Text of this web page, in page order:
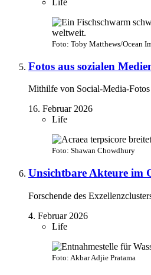
Life
Foto: Toby Matthews/Ocean
Fotos aus sozialen
Mithilfe von Social-Media-Fotos
16. Februar 2026
Life
Foto: Shawan Chowdhury
Unsichtbare Akteure im
Forschende des
4. Februar 2026
Life
Foto: Akbar Adjie Pratama